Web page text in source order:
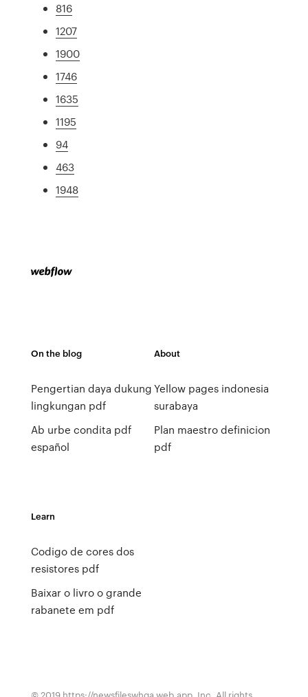
816
1207
1900
1746
1635
1195
94
463
1948
On the blog
Pengertian daya dukung
lingkungan pdf
Ab urbe condita pdf
español
About
Yellow pages indonesia
surabaya
Plan maestro definicion
pdf
Learn
Codigo de cores dos
resistores pdf
Baixar o livro o grande
rabanete em pdf
© 2019 https://newsfileswhqa.web.app, Inc. All rights